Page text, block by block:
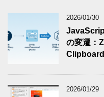
2026/01/30
の変遷：
2026/01/29